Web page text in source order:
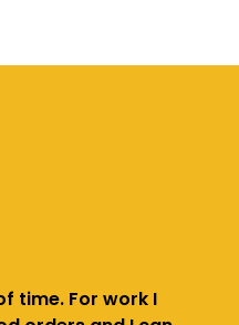
time. For work I